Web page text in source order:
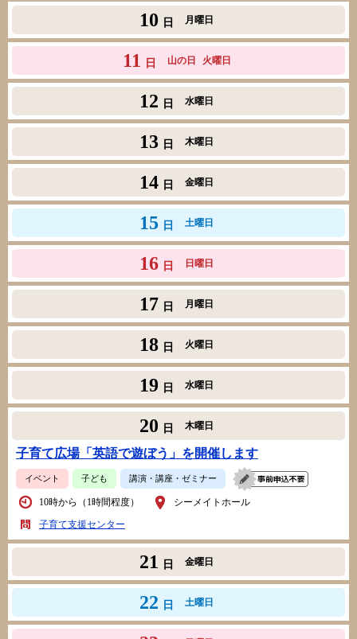
10 日 月曜日
11 日 山の日 火曜日
12 日 水曜日
13 日 木曜日
14 日 金曜日
15 日 土曜日
16 日 日曜日
17 日 月曜日
18 日 火曜日
19 日 水曜日
20 日 木曜日
子育て広場「英語で遊ぼう」を開催します
イベント 子ども 講演・講座・ゼミナー
10時から（1時間程度）
シーメイトホール
子育て支援センター
21 日 金曜日
22 日 土曜日